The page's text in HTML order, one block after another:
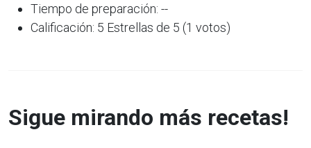
Tiempo de preparación: --
Calificación: 5 Estrellas de 5 (1 votos)
Sigue mirando más recetas!